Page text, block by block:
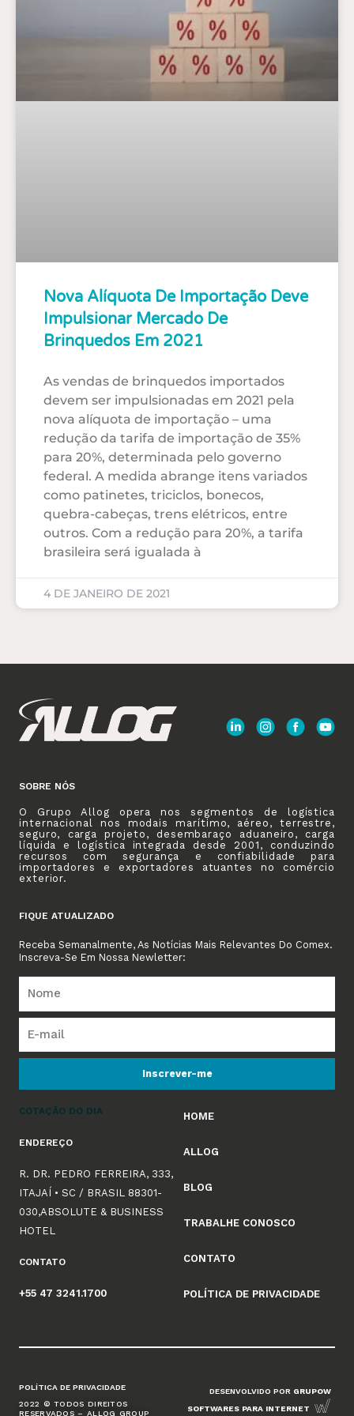
Nova Alíquota De Importação Deve
Impulsionar Mercado De
Brinquedos Em 2021
As vendas de brinquedos importados
devem ser impulsionadas em 2021 pela
nova alíquota de importação – uma
redução da tarifa de importação de 35%
para 20%, determinada pelo governo
federal. A medida abrange itens variados
como patinetes, triciclos, bonecos,
quebra-cabeças, trens elétricos, entre
outros. Com a redução para 20%, a tarifa
brasileira será igualada à
4 DE JANEIRO DE 2021
SOBRE NÓS
O Grupo Allog opera nos segmentos de logística
internacional nos modais marítimo, aéreo, terrestre,
seguro, carga projeto, desembaraço aduaneiro, carga
líquida e logística integrada desde 2001, conduzindo
recursos com segurança e confiabilidade para
importadores e exportadores atuantes no comércio
exterior.
FIQUE ATUALIZADO
Receba Semanalmente, As Notícias Mais Relevantes Do Comex.
Inscreva-Se Em Nossa Newletter:
Inscrever-me
COTAÇÃO DO DIA
ENDEREÇO
R. DR. PEDRO FERREIRA, 333,
ITAJAÍ • SC / BRASIL 88301-
030,ABSOLUTE & BUSINESS
HOTEL
CONTATO
+55 47 3241.1700
HOME
ALLOG
BLOG
TRABALHE CONOSCO
CONTATO
POLÍTICA DE PRIVACIDADE
POLÍTICA DE PRIVACIDADE
2022 © TODOS DIREITOS
RESERVADOS – ALLOG GROUP
DESENVOLVIDO POR GRUPOW
SOFTWARES PARA INTERNET